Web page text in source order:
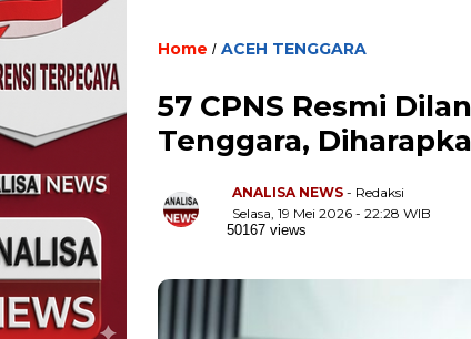
Home / ACEH TENGGARA
57 CPNS Resmi
Tenggara,
ANALISA NEWS - Redaksi
Selasa, 19 Mei 2026 - 22:28 WIB
50167 views